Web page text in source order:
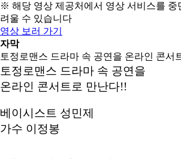
※ 해당 영상 제공처에서 영상 서비스를 중
려울 수 있습니다
영상 보러 가기
자막
토정로맨스 드라마 속 공연을 온라인 콘서
토정로맨스 드라마 속 공연을
온라인 콘서트로 만난다!!
베이시스트 성민제
가수 이정봉